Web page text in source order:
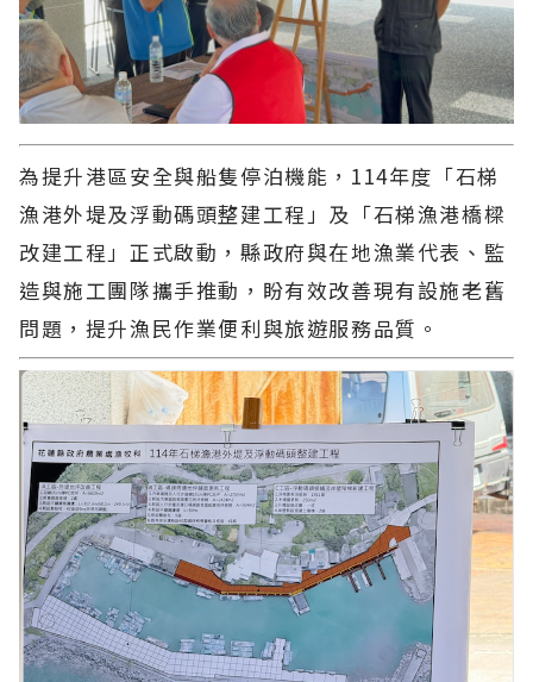
為提升港區安全與船隻停泊機能，114年度「石梯
漁港外堤及浮動碼頭整建工程」及「石梯漁港橋樑
改建工程」正式啟動，縣政府與在地漁業代表、監
造與施工團隊攜手推動，盼有效改善現有設施老舊
問題，提升漁民作業便利與旅遊服務品質。